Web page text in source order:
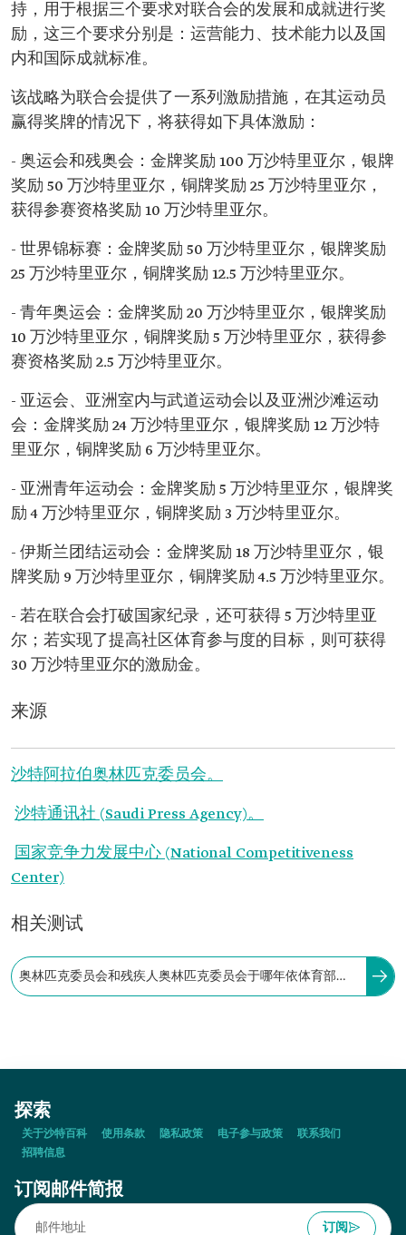
持，用于根据三个要求对联合会的发展和成就进行奖
励，这三个要求分别是：运营能力、技术能力以及国
内和国际成就标准。
该战略为联合会提供了一系列激励措施，在其运动员
赢得奖牌的情况下，将获得如下具体激励：
- 奥运会和残奥会：金牌奖励 100 万沙特里亚尔，银牌
奖励 50 万沙特里亚尔，铜牌奖励 25 万沙特里亚尔，
获得参赛资格奖励 10 万沙特里亚尔。
- 世界锦标赛：金牌奖励 50 万沙特里亚尔，银牌奖励
25 万沙特里亚尔，铜牌奖励 12.5 万沙特里亚尔。
- 青年奥运会：金牌奖励 20 万沙特里亚尔，银牌奖励
10 万沙特里亚尔，铜牌奖励 5 万沙特里亚尔，获得参
赛资格奖励 2.5 万沙特里亚尔。
- 亚运会、亚洲室内与武道运动会以及亚洲沙滩运动
会：金牌奖励 24 万沙特里亚尔，银牌奖励 12 万沙特
里亚尔，铜牌奖励 6 万沙特里亚尔。
- 亚洲青年运动会：金牌奖励 5 万沙特里亚尔，银牌奖
励 4 万沙特里亚尔，铜牌奖励 3 万沙特里亚尔。
- 伊斯兰团结运动会：金牌奖励 18 万沙特里亚尔，银
牌奖励 9 万沙特里亚尔，铜牌奖励 4.5 万沙特里亚尔。
- 若在联合会打破国家纪录，还可获得 5 万沙特里亚
尔；若实现了提高社区体育参与度的目标，则可获得
30 万沙特里亚尔的激励金。
来源
沙特阿拉伯奥林匹克委员会。
沙特通讯社 (Saudi Press Agency)。
国家竞争力发展中心 (National Competitiveness
Center)
相关测试
奥林匹克委员会和残疾人奥林匹克委员会于哪年依体育部大
探索
关于沙特百科 使用条款 隐私政策 电子参与政策
联系我们
招聘信息
订阅邮件简报
订阅